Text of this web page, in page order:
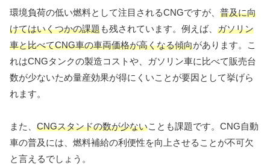
環境負荷の低い燃料として注目されるCNGですが、 普及に向
けてはいくつかの課題も残されています。例えば、 ガソリン
車と比べてCNG車の車両価格が高くなる傾向があります。こ
れはCNGタンクの製造コストや、ガソリン車に比べて販売台
数が少ないため量産効果が得にくいことが要因として挙げら
れます。
また、 CNGスタンドの数が少ないことも課題です。CNG自動
車の普及には、燃料補給の利便性を向上させることが不可欠
と言えるでしょう。